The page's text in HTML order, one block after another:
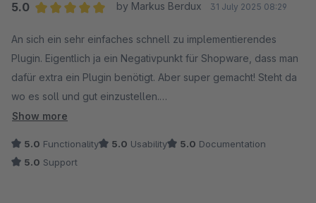
5.0
by Markus Berdux 31 July 2025 08:29
An sich ein sehr einfaches schnell zu implementierendes
Plugin. Eigentlich ja ein Negativpunkt für Shopware, dass man
dafür extra ein Plugin benötigt. Aber super gemacht! Steht da
wo es soll und gut einzustellen.
Trotz der 5 Sterne hätte ich noch zwei
1. In Deutschland is es nicht üblich eine Punkt als
Show more
5.0 Functionality 5.0 Usability 5.0 Documentation
5.0 Support